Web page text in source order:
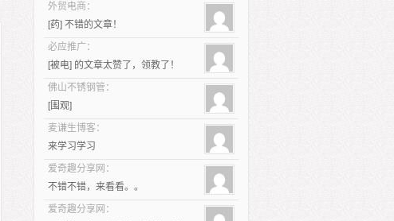
外贸电商：
[药] 不错的文章！
必应推广：
[被电] 的文章太赞了，领教了！
佛山不锈钢管：
[围观]
麦谦生博客：
来学习学习
爱奇趣分享网：
不错不错，来看看。。
爱奇趣分享网：